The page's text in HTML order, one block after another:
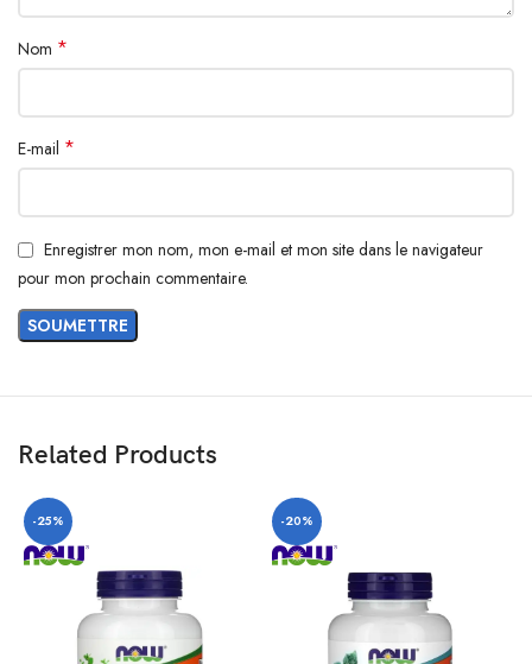
Nom *
E-mail *
Enregistrer mon nom, mon e-mail et mon site dans le navigateur
pour mon prochain commentaire.
Related Products
-25% -20%